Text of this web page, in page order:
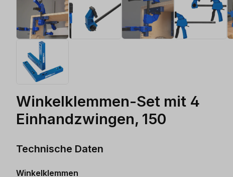
Winkelklemmen-Set mit 4
Einhandzwingen, 150
Technische Daten
Winkelklemmen